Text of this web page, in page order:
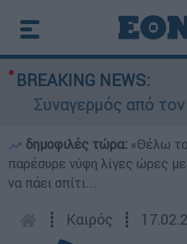
BREAKING NEWS:
Συναγερμός από τον
δημοφιλές τώρα: «Θέλω
παρέσυρε νύφη λίγες ώρες
να πάει σπίτι...
┋ Καιρός ┋